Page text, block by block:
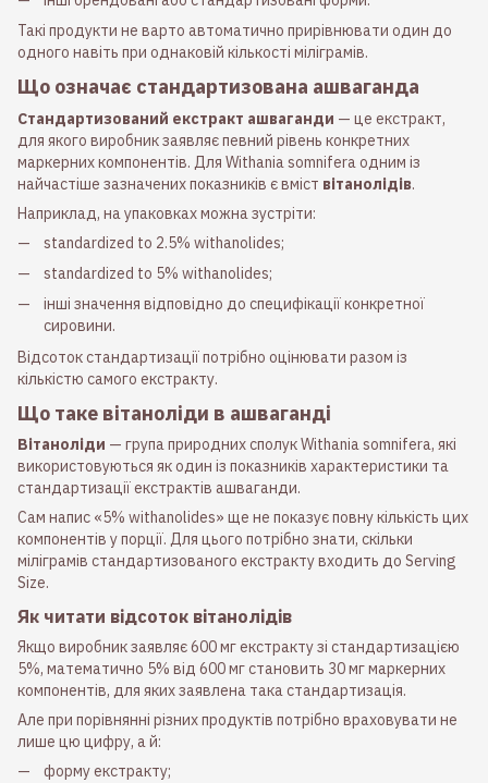
Такі продукти не варто автоматично прирівнювати один до
одного навіть при однаковій кількості міліграмів.
Що означає стандартизована ашваганда
Стандартизований екстракт ашваганди — це екстракт,
для якого виробник заявляє певний рівень конкретних
маркерних компонентів. Для Withania somnifera одним із
найчастіше зазначених показників є вміст вітанолідів.
Наприклад, на упаковках можна зустріти:
standardized to 2.5% withanolides;
standardized to 5% withanolides;
інші значення відповідно до специфікації конкретної
сировини.
Відсоток стандартизації потрібно оцінювати разом із
кількістю самого екстракту.
Що таке вітаноліди в ашваганді
Вітаноліди — група природних сполук Withania somnifera, які
використовуються як один із показників характеристики та
стандартизації екстрактів ашваганди.
Сам напис «5% withanolides» ще не показує повну кількість цих
компонентів у порції. Для цього потрібно знати, скільки
міліграмів стандартизованого екстракту входить до Serving
Size.
Як читати відсоток вітанолідів
Якщо виробник заявляє 600 мг екстракту зі стандартизацією
5%, математично 5% від 600 мг становить 30 мг маркерних
компонентів, для яких заявлена така стандартизація.
Але при порівнянні різних продуктів потрібно враховувати не
лише цю цифру, а й:
форму екстракту;